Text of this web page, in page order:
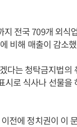
전국 709개 외식
비해 매출이 감소
다는 청탁금지법의
로 식사나 선물을
전에 정치권이 이